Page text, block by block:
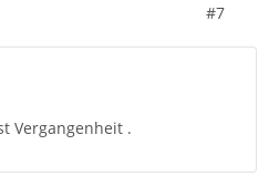
#7
Vergangenheit .